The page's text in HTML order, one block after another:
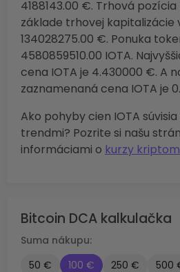
4188143.00 €. Trhová pozícia
základe trhovej kapitalizácie
134028275.00 €. Ponuka
4580859510.00 IOTA.
cena IOTA je 4.430000 €. A
zaznamenaná cena IOTA je
Ako pohyby cien IOTA
trendmi? Pozrite si našu
informáciami o kurzy
Bitcoin DCA kalkulačka
Suma nákupu:
50 €
100 € 250 € 500